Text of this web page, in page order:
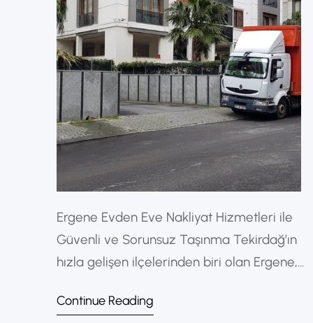
Ergene Evden Eve Nakliyat Hizmetleri ile
Güvenli ve Sorunsuz Taşınma Tekirdağ’ın
hızla gelişen ilçelerinden biri olan Ergene,
dikkat çekmektedir. Bu gelişimle birlikte
Continue Reading